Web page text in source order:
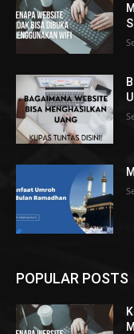
POPULAR POSTS